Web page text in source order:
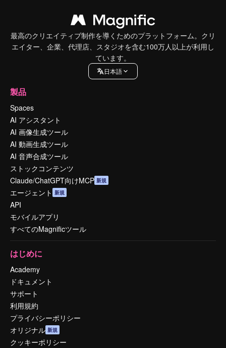
最高のクリエイティブ制作を導くためのプラットフォーム。クリ
エイター、企業、代理店、スタジオを含む100万人以上が利用し
ています。
日本語
製品
Spaces
AI アシスタント
AI 画像生成ツール
AI 動画生成ツール
AI 音声合成ツール
ストックコンテンツ
Claude/ChatGPT向けMCP 新規
エージェント 新規
API
モバイルアプリ
すべてのMagnificツール
はじめに
Academy
ドキュメント
サポート
利用規約
プライバシーポリシー
オリジナル 新規
クッキーポリシー